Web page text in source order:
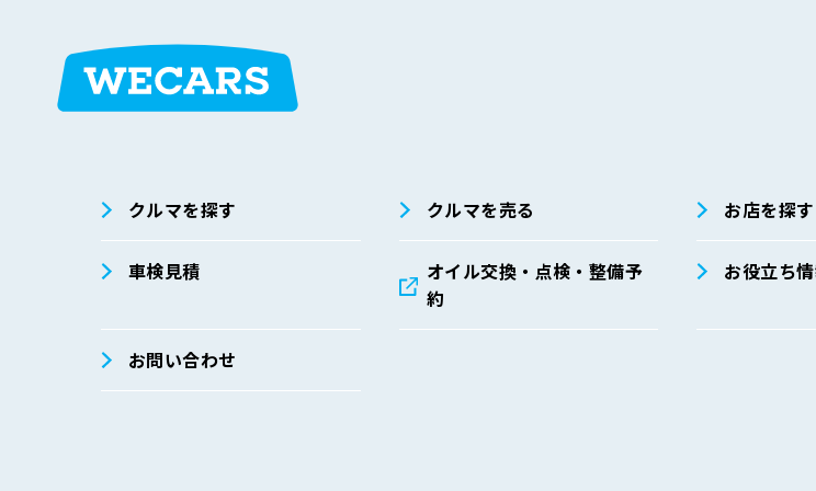
① 基本方針の整備
個人データの適正な取扱いの確保のため、「関係法令・ガイドライン等の遵守」、「安全
取得、利用、保存、提供、削除・廃棄等の段階ごとに、取扱方法、責任者・担当者およびそ
③ 組織的安全管理措置
就業規則等における安全管理措置の整備
個人データの安全管理に係る取扱規程に従った運用
個人データの取扱状況を確認できる手段の整備
クルマを探す クルマを売る お店を探す
車検見積
オイル交換・点検・整備予
約
お役立ち
お問い合わせ